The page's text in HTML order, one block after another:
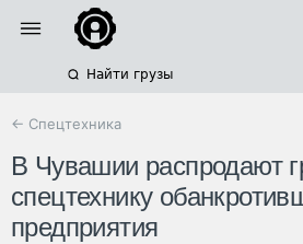
Найти грузы
← Спецтехника
В Чувашии распродают
спецтехнику
предприятия